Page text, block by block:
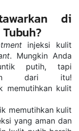
di
injeksi kulit
. Mungkin Anda
putih, tapi
dari itu!
memutihkan kulit
memutihkan kulit
yang aman dan